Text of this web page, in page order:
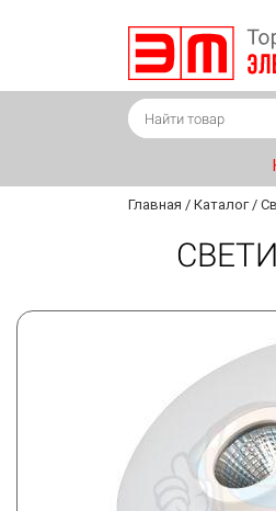
Главная / Каталог /